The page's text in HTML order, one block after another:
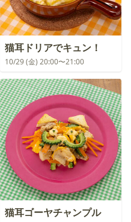
猫耳ドリアでキュン！
10/29 (金) 20:00〜21:00
猫耳ゴーヤチャンプル